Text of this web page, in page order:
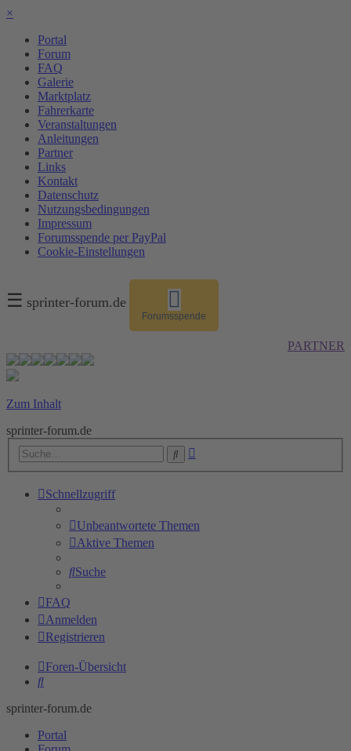
×
Portal
Forum
FAQ
Galerie
Marktplatz
Fahrerkarte
Veranstaltungen
Anleitungen
Partner
Links
Kontakt
Datenschutz
Nutzungsbedingungen
Impressum
Forumsspende per PayPal
Cookie-Einstellungen
☰ sprinter-forum.de
Forumsspende
PARTNER
Zum Inhalt
sprinter-forum.de
Suche
Schnellzugriff
Unbeantwortete Themen
Aktive Themen
Suche
FAQ
Anmelden
Registrieren
Foren-Übersicht
Suche
sprinter-forum.de
Portal